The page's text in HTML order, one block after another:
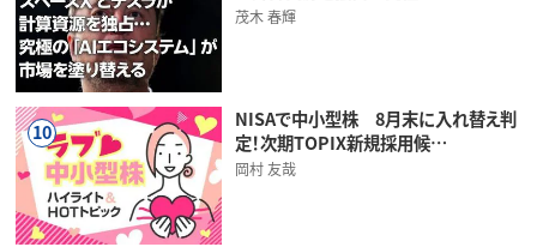
茂木 春輝
10
NISAで中小型株 8月末に入れ替え判
定！次期TOPIX新規採用候…
岡村 友哉